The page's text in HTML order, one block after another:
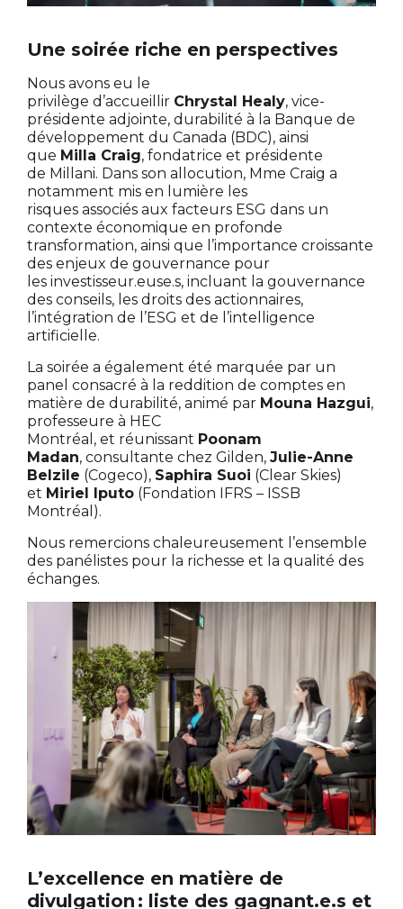
Une soirée riche en perspectives
Nous avons eu le
privilège d’accueillir Chrystal Healy, vice-
présidente adjointe, durabilité à la Banque de
développement du Canada (BDC), ainsi
que Milla Craig, fondatrice et présidente
de Millani. Dans son allocution, Mme Craig a
notamment mis en lumière les
risques associés aux facteurs ESG dans un
contexte économique en profonde
transformation, ainsi que l’importance croissante
des enjeux de gouvernance pour
les investisseur.euse.s, incluant la gouvernance
des conseils, les droits des actionnaires,
l’intégration de l’ESG et de l’intelligence
artificielle.
La soirée a également été marquée par un
panel consacré à la reddition de comptes en
matière de durabilité, animé par Mouna Hazgui,
professeure à HEC
Montréal, et réunissant Poonam
Madan, consultante chez Gilden, Julie-Anne
Belzile (Cogeco), Saphira Suoi (Clear Skies)
et Miriel Iputo (Fondation IFRS – ISSB
Montréal).
Nous remercions chaleureusement l’ensemble
des panélistes pour la richesse et la qualité des
échanges.
L’excellence en matière de
divulgation : liste des gagnant.e.s et